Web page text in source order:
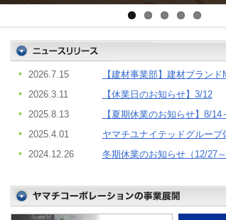
2026.7.15
【建材事業部】建材ブラン
2026.3.11
【休業日のお知らせ】3/12
2025.8.13
【夏期休業のお知らせ】8/14
2025.4.01
ヤマチユナイテッドグルー
2024.12.26
冬期休業のお知らせ（12/27～